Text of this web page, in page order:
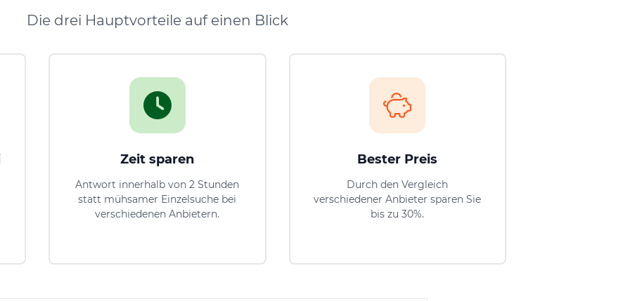
Die drei Hauptvorteile auf einen Blick
Zeit sparen
Antwort innerhalb von 2 Stunden
statt mühsamer Einzelsuche bei
verschiedenen Anbietern.
Bester Preis
Durch den Vergleich
verschiedener Anbieter sparen Sie
bis zu 30%.